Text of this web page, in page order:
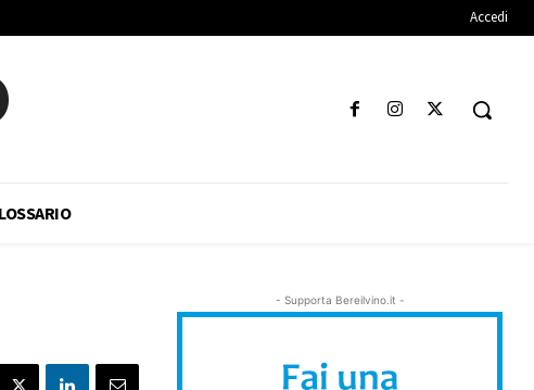
Accedi
- Supporta Bereilvino.it -